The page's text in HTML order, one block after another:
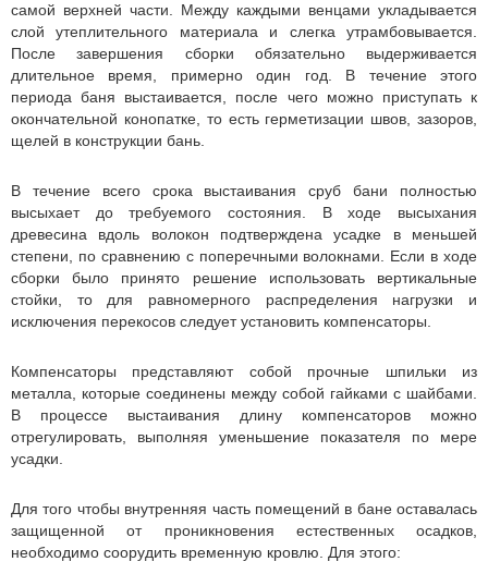
самой верхней части. Между каждыми венцами укладывается
слой утеплительного материала и слегка утрамбовывается.
После завершения сборки обязательно выдерживается
длительное время, примерно один год. В течение этого
периода баня выстаивается, после чего можно приступать к
окончательной конопатке, то есть герметизации швов, зазоров,
щелей в конструкции бань.
В течение всего срока выстаивания сруб бани полностью
высыхает до требуемого состояния. В ходе высыхания
древесина вдоль волокон подтверждена усадке в меньшей
степени, по сравнению с поперечными волокнами. Если в ходе
сборки было принято решение использовать вертикальные
стойки, то для равномерного распределения нагрузки и
исключения перекосов следует установить компенсаторы.
Компенсаторы представляют собой прочные шпильки из
металла, которые соединены между собой гайками с шайбами.
В процессе выстаивания длину компенсаторов можно
отрегулировать, выполняя уменьшение показателя по мере
усадки.
Для того чтобы внутренняя часть помещений в бане оставалась
защищенной от проникновения естественных осадков,
необходимо соорудить временную кровлю. Для этого: